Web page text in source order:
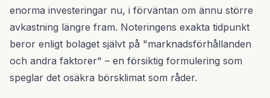
enorma investeringar nu, i förväntan om ännu större
avkastning längre fram. Noteringens exakta tidpunkt
beror enligt bolaget självt på "marknadsförhållanden
och andra faktorer" – en försiktig formulering som
speglar det osäkra börsklimat som råder.